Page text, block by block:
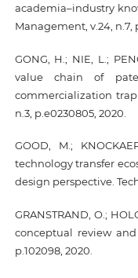
academia–industry
Management, v.24, n.7,
GONG, H.; NIE, L.;
value chain of
commercialization trap
n.3, p.e0230805, 2020.
GOOD, M.;
technology transfer
design perspective.
GRANSTRAND, O.;
conceptual review
p.102098, 2020.